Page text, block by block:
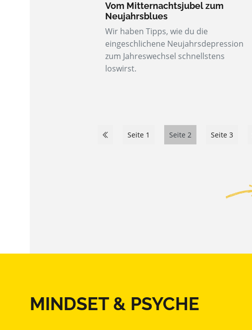
Vom Mitternachtsjubel zum
Neujahrsblues
Wir haben Tipps, wie du die
eingeschlichene Neujahrsdepression
zum Jahreswechsel schnellstens
loswirst.
Seite 1 Seite 2 Seite 3
MINDSET & PSYCHE